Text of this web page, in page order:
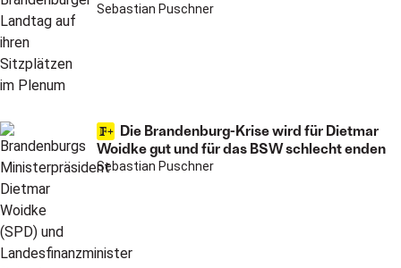
Sebastian Puschner
Die Brandenburg-Krise wird für Dietmar
Woidke gut und für das BSW schlecht enden
Sebastian Puschner